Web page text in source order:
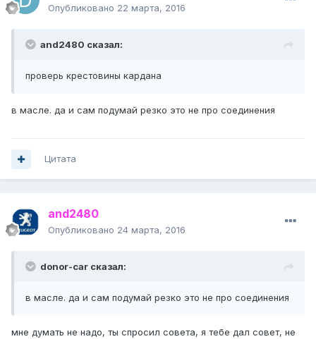
Опубликовано 22 марта, 2016
and2480 сказал:
проверь крестовины кардана
в масле. да и сам подумай резко это не про соединения
Цитата
and2480
Опубликовано 24 марта, 2016
donor-car сказал:
в масле. да и сам подумай резко это не про соединения
мне думать не надо, ты спросил совета, я тебе дал совет, не